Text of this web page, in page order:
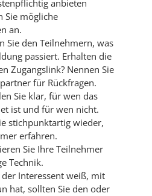
anbieten
Sie mögliche
an.
Sie den Teilnehmern, was
passiert. Erhalten die
Zugangslink? Nennen Sie
für Rückfragen.
Sie klar, für wen das
ist und für wen nicht.
stichpunktartig wieder,
erfahren.
Sie Ihre Teilnehmer
Technik.
Interessent weiß, mit
hat, sollten Sie den oder